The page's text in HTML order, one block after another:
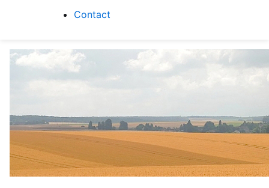
Contact